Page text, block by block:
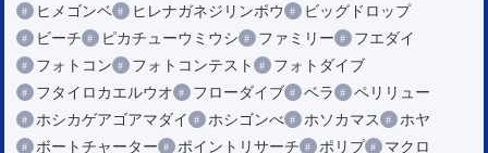
ヒメゴンベ
ヒレナガネジリンボウ
ビッグドロップ
ビーチ
ピカチューウミウシ ファミリー
フエダイ
フォトコン
フォトコンテスト
フォトダイブ
フタイロカエルウオ
フローダイブ ベラ
ペリリュー
ホシカゲアゴアマダイ
ホシゴンべ ホソカマス
ホヤ
ボートチャーター
ポイントリサーチ ポリプ
マクロ